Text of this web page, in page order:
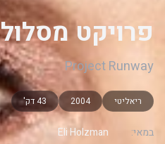
פרויקט מסלול
Project Runway
ריאליטי 2004 43 דק'
במאי:
Eli Holzman